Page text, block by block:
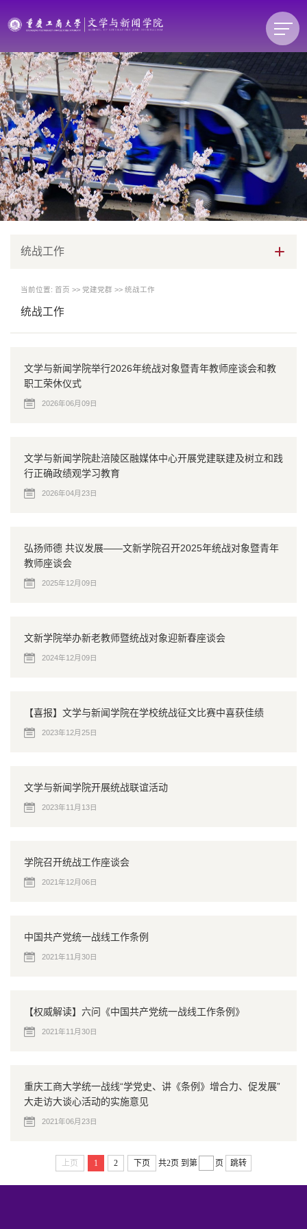
统战工作
当前位置: 首页 >> 党建党群 >> 统战工作
统战工作
文学与新闻学院举行2026年统战对象暨青年教师座谈会和教
职工荣休仪式
2026年06月09日
文学与新闻学院赴涪陵区融媒体中心开展党建联建及树立和践
行正确政绩观学习教育
2026年04月23日
弘扬师德 共议发展——文新学院召开2025年统战对象暨青年
教师座谈会
2025年12月09日
文新学院举办新老教师暨统战对象迎新春座谈会
2024年12月09日
【喜报】文学与新闻学院在学校统战征文比赛中喜获佳绩
2023年12月25日
文学与新闻学院开展统战联谊活动
2023年11月13日
学院召开统战工作座谈会
2021年12月06日
中国共产党统一战线工作条例
2021年11月30日
【权威解读】六问《中国共产党统一战线工作条例》
2021年11月30日
重庆工商大学统一战线“学党史、讲《条例》增合力、促发展”
大走访大谈心活动的实施意见
2021年06月23日
上页 1 2 下页 共2页 到第 页 跳转